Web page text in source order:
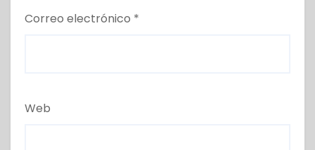
Correo electrónico *
Web